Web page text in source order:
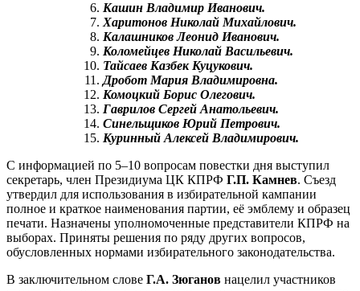
Кашин Владимир Иванович.
Харитонов Николай Михайлович.
Калашников Леонид Иванович.
Коломейцев Николай Васильевич.
Тайсаев Казбек Куцукович.
Дробот Мария Владимировна.
Комоцкий Борис Олегович.
Гаврилов Сергей Анатольевич.
Синельщиков Юрий Петрович.
Куринный Алексей Владимирович.
С информацией по 5–10 вопросам повестки дня выступил
секретарь, член Президиума ЦК КПРФ Г.П. Камнев. Съезд
утвердил для использования в избирательной кампании
полное и краткое наименования партии, её эмблему и образец
печати. Назначены уполномоченные представители КПРФ на
выборах. Приняты решения по ряду других вопросов,
обусловленных нормами избирательного законодательства.
В заключительном слове Г.А. Зюганов нацелил участников